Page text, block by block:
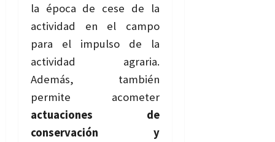
la época de cese de la
actividad en el campo
para el impulso de la
actividad agraria.
Además, también
permite acometer
actuaciones de
conservación y